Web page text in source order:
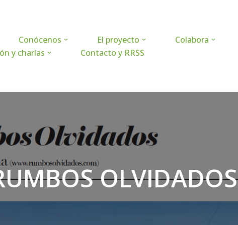
Conócenos El proyecto Colabora
y charlas
Contacto y RRSS
OLVIDADOS